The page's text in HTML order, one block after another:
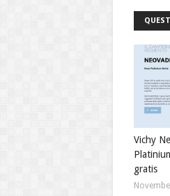
Vichy
gratis